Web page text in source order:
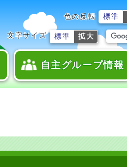
色の反転 標準
文字サイズ 標準 拡大
自主グループ情報